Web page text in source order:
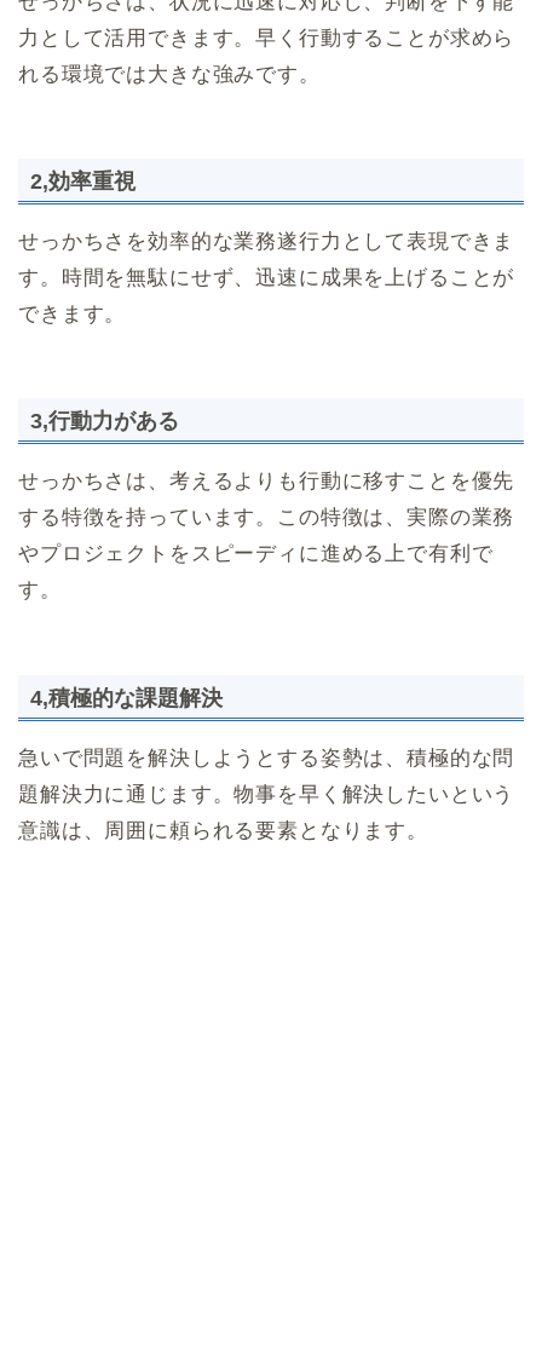
力として活用できます。早く行動することが求めら
れる環境では大きな強みです。
2,効率重視
せっかちさを効率的な業務遂行力として表現できま
す。時間を無駄にせず、迅速に成果を上げることが
できます。
3,行動力がある
せっかちさは、考えるよりも行動に移すことを優先
する特徴を持っています。この特徴は、実際の業務
やプロジェクトをスピーディに進める上で有利で
す。
4,積極的な課題解決
急いで問題を解決しようとする姿勢は、積極的な問
題解決力に通じます。物事を早く解決したいという
意識は、周囲に頼られる要素となります。